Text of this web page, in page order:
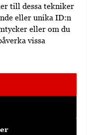
till dessa tekniker
eller unika ID:n
eller om du
vissa